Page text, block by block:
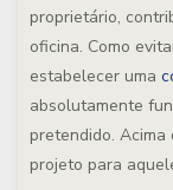
proprietário,
oficina. Como
estabelecer uma
absolutamente
pretendido.
projeto para